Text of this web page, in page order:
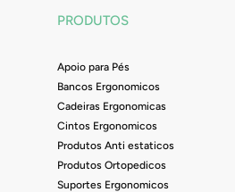
e
i
n
PRODUTOS
Apoio para Pés
Bancos Ergonomicos
Cadeiras Ergonomicas
Cintos Ergonomicos
Produtos Anti estaticos
Produtos Ortopedicos
Suportes Ergonomicos